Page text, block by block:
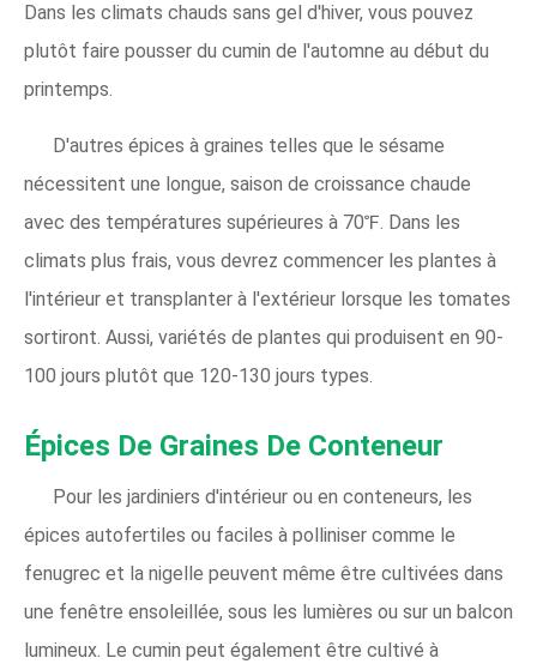
Dans les climats chauds sans gel d'hiver, vous pouvez
plutôt faire pousser du cumin de l'automne au début du
printemps.
D'autres épices à graines telles que le sésame
nécessitent une longue, saison de croissance chaude
avec des températures supérieures à 70℉. Dans les
climats plus frais, vous devrez commencer les plantes à
l'intérieur et transplanter à l'extérieur lorsque les tomates
sortiront. Aussi, variétés de plantes qui produisent en 90-
100 jours plutôt que 120-130 jours types.
Épices De Graines De Conteneur
Pour les jardiniers d'intérieur ou en conteneurs, les
épices autofertiles ou faciles à polliniser comme le
fenugrec et la nigelle peuvent même être cultivées dans
une fenêtre ensoleillée, sous les lumières ou sur un balcon
lumineux. Le cumin peut également être cultivé à